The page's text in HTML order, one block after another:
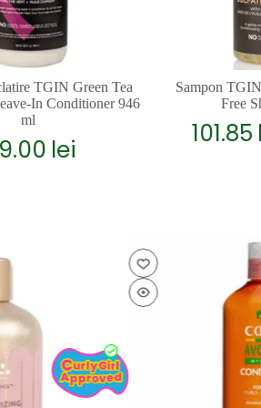
TGIN Green Tea
In Conditioner 946
ml
lei
Sampon
Free
101.85